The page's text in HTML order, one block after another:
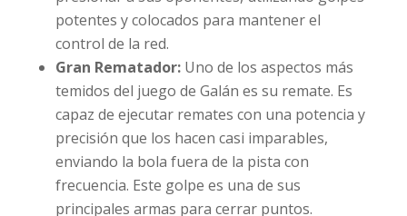
potentes y colocados para mantener el
control de la red.
Gran Rematador:Uno de los aspectos más
temidos del juego de Galán es su remate. Es
capaz de ejecutar remates con una potencia y
precisión que los hacen casi imparables,
enviando la bola fuera de la pista con
frecuencia. Este golpe es una de sus
principales armas para cerrar puntos.